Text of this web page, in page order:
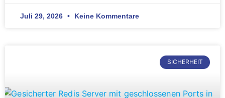
Juli 29, 2026 Keine Kommentare
SICHERHEIT